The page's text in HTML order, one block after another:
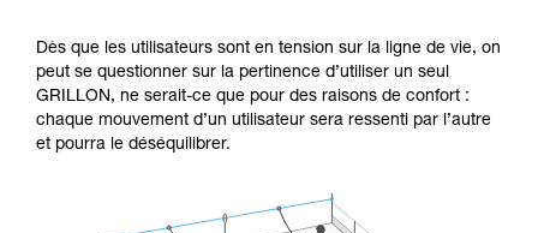
Dès que les utilisateurs sont en tension sur la ligne de vie, on
peut se questionner sur la pertinence d’utiliser un seul
GRILLON, ne serait-ce que pour des raisons de confort :
chaque mouvement d’un utilisateur sera ressenti par l’autre
et pourra le déséquilibrer.